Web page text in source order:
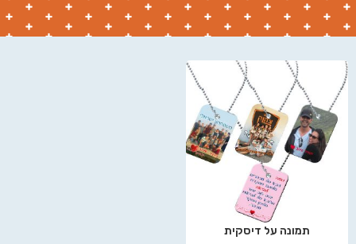
תמונה על דיסקית